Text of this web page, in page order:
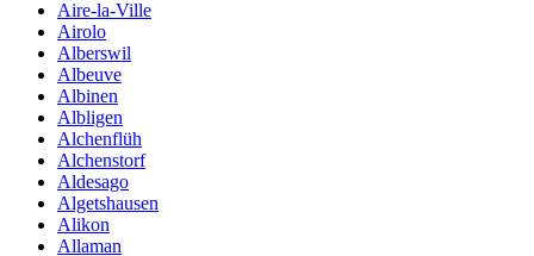
Aire-la-Ville
Airolo
Alberswil
Albeuve
Albinen
Albligen
Alchenflüh
Alchenstorf
Aldesago
Algetshausen
Alikon
Allaman